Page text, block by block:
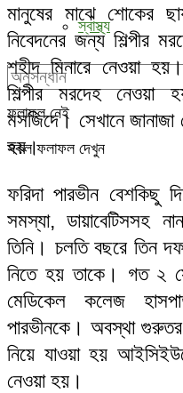
স্বাস্থ্য
ফলাফল নেই
সকল ফলাফল দেখুন
মানুষের মাঝে শোকের
নিবেদনের জন্য শিল্পীর
শহীদ মিনারে নেওয়া
শিল্পীর মরদেহ নেওয়া
মসজিদে। সেখানে জানাজা
হয়।
ফরিদা পারভীন বেশকিছু
সমস্যা, ডায়াবেটিসসহ
তিনি। চলতি বছরে তিন
নিতে হয় তাকে। গত ২
মেডিকেল কলেজ
পারভীনকে। অবস্থা গুরুতর
নিয়ে যাওয়া হয়
নেওয়া হয়।